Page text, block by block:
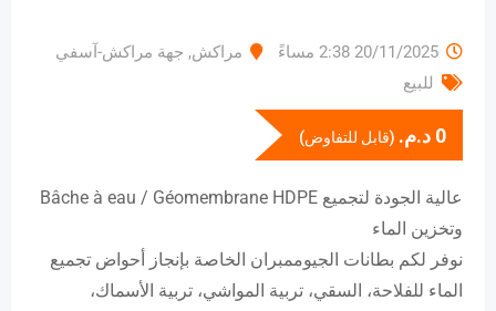
20/11/2025 2:38 مساءً مراكش, جهة مراكش-آسفي
للبيع
0 د.م. (قابل للتفاوض)
Bâche à eau / Géomembrane HDPE عالية الجودة لتجميع
وتخزين الماء
نوفر لكم بطانات الجيوممبران الخاصة بإنجاز أحواض تجميع
الماء للفلاحة، السقي، تربية المواشي، تربية الأسماك،